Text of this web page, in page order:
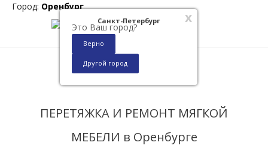
x
Санкт-Петербург
Это Ваш город?
Верно
Другой город
Город: Оренбург
ПЕРЕТЯЖКА И РЕМОНТ МЯГКОЙ
МЕБЕЛИ в Оренбурге